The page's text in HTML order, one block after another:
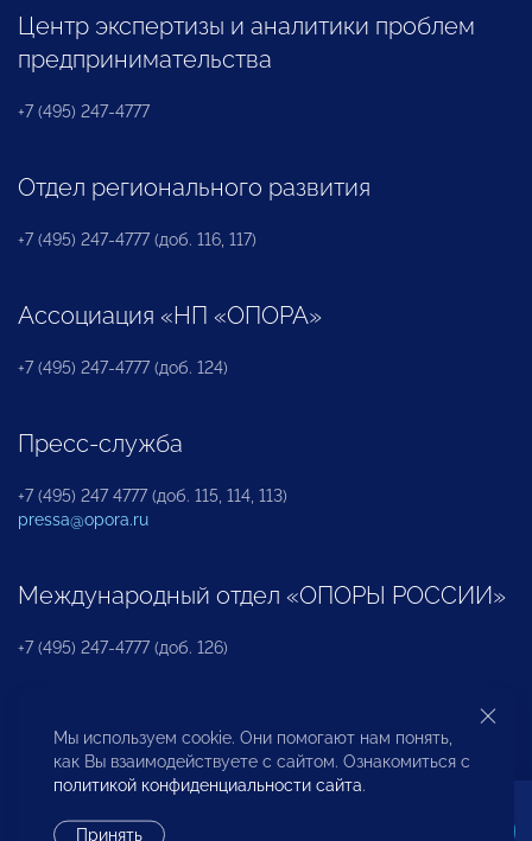
Центр экспертизы и аналитики проблем
предпринимательства
+7 (495) 247-4777
Отдел регионального развития
+7 (495) 247-4777 (доб. 116, 117)
Ассоциация «НП «ОПОРА»
+7 (495) 247-4777 (доб. 124)
Пресс-служба
+7 (495) 247 4777 (доб. 115, 114, 113)
pressa@opora.ru
Международный отдел «ОПОРЫ РОССИИ»
+7 (495) 247-4777 (доб. 126)
Бюро по защите прав предпринимателей и
инвесторов
Мы используем cookie. Они помогают нам понять,
как Вы взаимодействуете с сайтом. Ознакомиться с
политикой конфиденциальности сайта.
Принять